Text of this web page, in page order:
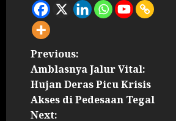
Previous:
Amblasnya Jalur Vital:
Hujan Deras Picu Krisis
Akses di Pedesaan Tegal
Next: